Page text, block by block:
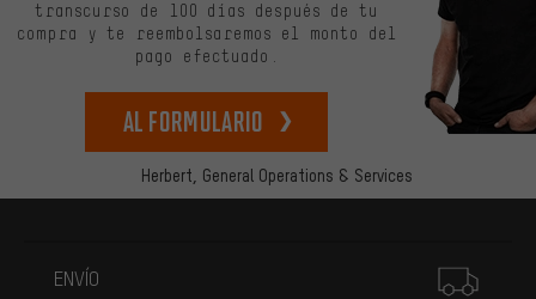
Herbert, General Operations & Services
transcurso de 100 días después de tu
compra y te reembolsaremos el monto del
pago efectuado.
Al formulario
ENVÍO